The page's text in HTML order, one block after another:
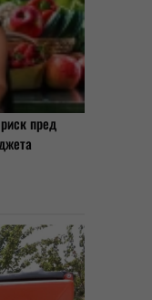
пред